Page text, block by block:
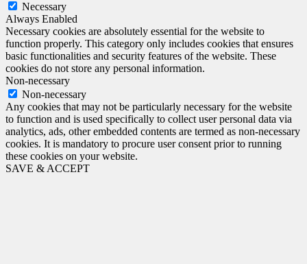
Necessary
Always Enabled
Necessary cookies are absolutely essential for the website to
function properly. This category only includes cookies that ensures
basic functionalities and security features of the website. These
cookies do not store any personal information.
Non-necessary
Non-necessary
Any cookies that may not be particularly necessary for the website
to function and is used specifically to collect user personal data via
analytics, ads, other embedded contents are termed as non-necessary
cookies. It is mandatory to procure user consent prior to running
these cookies on your website.
SAVE & ACCEPT